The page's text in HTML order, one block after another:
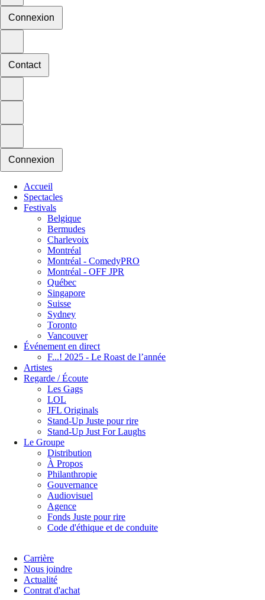
Connexion
Contact
Connexion
Accueil
Spectacles
Festivals
Belgique
Bermudes
Charlevoix
Montréal
Montréal - ComedyPRO
Montréal - OFF JPR
Québec
Singapore
Suisse
Sydney
Toronto
Vancouver
Événement en direct
F...! 2025 - Le Roast de l’année
Artistes
Regarde / Écoute
Les Gags
LOL
JFL Originals
Stand-Up Juste pour rire
Stand-Up Just For Laughs
Le Groupe
Distribution
À Propos
Philanthropie
Gouvernance
Audiovisuel
Agence
Fonds Juste pour rire
Code d'éthique et de conduite
Carrière
Nous joindre
Actualité
Contrat d'achat